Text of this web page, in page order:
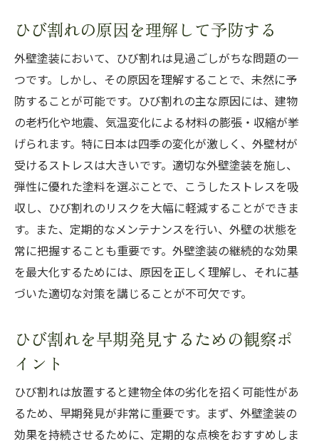
ひび割れの原因を理解して予防する
外壁塗装において、ひび割れは見過ごしがちな問題の一
つです。しかし、その原因を理解することで、未然に予
防することが可能です。ひび割れの主な原因には、建物
の老朽化や地震、気温変化による材料の膨張・収縮が挙
げられます。特に日本は四季の変化が激しく、外壁材が
受けるストレスは大きいです。適切な外壁塗装を施し、
弾性に優れた塗料を選ぶことで、こうしたストレスを吸
収し、ひび割れのリスクを大幅に軽減することができま
す。また、定期的なメンテナンスを行い、外壁の状態を
常に把握することも重要です。外壁塗装の継続的な効果
を最大化するためには、原因を正しく理解し、それに基
づいた適切な対策を講じることが不可欠です。
ひび割れを早期発見するための観察ポ
イント
ひび割れは放置すると建物全体の劣化を招く可能性があ
るため、早期発見が非常に重要です。まず、外壁塗装の
効果を持続させるために、定期的な点検をおすすめしま